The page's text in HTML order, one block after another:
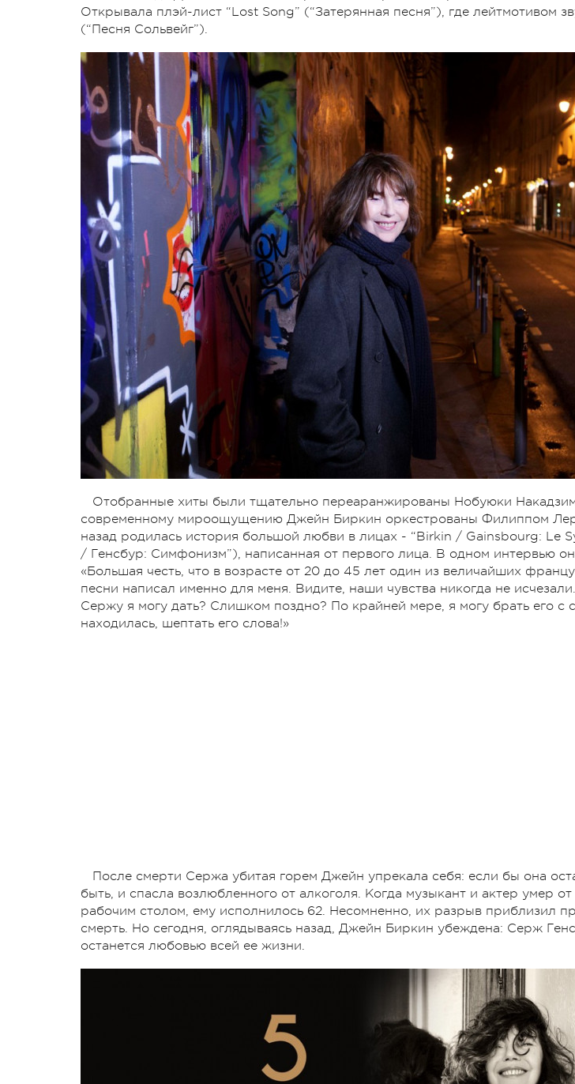
Открывала плэй-лист “Lost Song” (“Затерянная песня”), где лейтмотивом
(“Песня Сольвейг”).
Отобранные хиты были тщательно переаранжированы Нобуюки
современному мироощущению Джейн Биркин оркестрованы Филиппом
назад родилась история большой любви в лицах - “Birkin / Gainsbourg: Le
/ Генсбур: Симфонизм”), написанная от первого лица. В одном интервью
«Большая честь, что в возрасте от 20 до 45 лет один из величайших
песни написал именно для меня. Видите, наши чувства никогда не
Сержу я могу дать? Слишком поздно? По крайней мере, я могу брать его с
находилась, шептать его слова!»
После смерти Сержа убитая горем Джейн упрекала себя: если бы она
быть, и спасла возлюбленного от алкоголя. Когда музыкант и актер умер
рабочим столом, ему исполнилось 62. Несомненно, их разрыв приблизил
смерть. Но сегодня, оглядываясь назад, Джейн Биркин убеждена: Серж
останется любовью всей ее жизни.